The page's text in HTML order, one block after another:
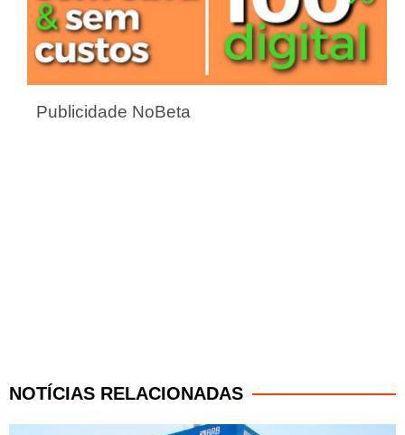
Publicidade NoBeta
NOTÍCIAS RELACIONADAS